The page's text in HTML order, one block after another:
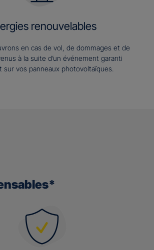
renouvelables
en cas de vol, de dommages et de
à la suite d’un événement garanti
sur vos panneaux photovoltaïques.